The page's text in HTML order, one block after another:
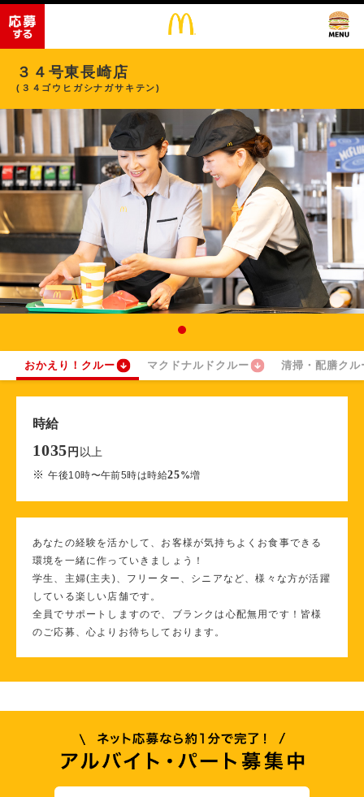
３４号東長崎店
(３４ゴウヒガシナガサキテン)
おかえり！クルー マクドナルドクルー 清掃・配膳クル
時給
1035 円 以上
※午後10時〜午前5時は時給25%増
あなたの経験を活かして、お客様が気持ちよくお食事できる
環境を一緒に作っていきましょう！
学生、主婦(主夫)、フリーター、シニアなど、様々な方が活躍
している楽しい店舗です。
全員でサポートしますので、ブランクは心配無用です！皆様
のご応募、心よりお待ちしております。